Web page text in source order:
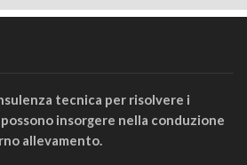
tecnica per risolvere i
insorgere nella conduzione
allevamento.